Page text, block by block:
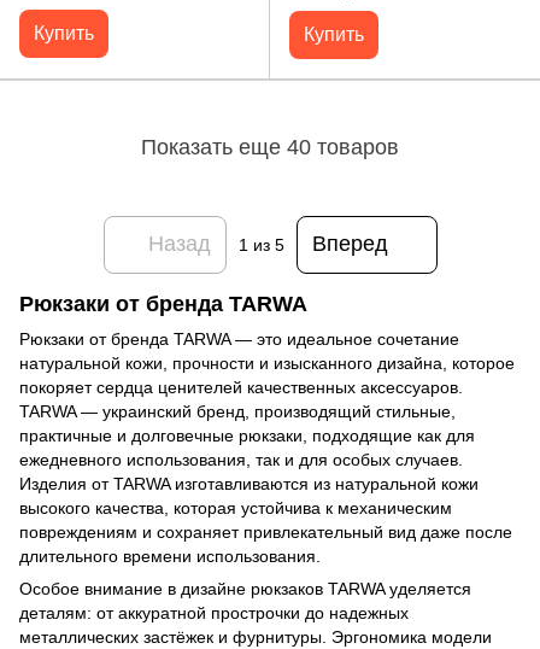
Купить Купить
Показать еще 40 товаров
Назад 1 из 5 Вперед
Рюкзаки от бренда TARWA
Рюкзаки от бренда TARWA — это идеальное сочетание
натуральной кожи, прочности и изысканного дизайна, которое
покоряет сердца ценителей качественных аксессуаров.
TARWA — украинский бренд, производящий стильные,
практичные и долговечные рюкзаки, подходящие как для
ежедневного использования, так и для особых случаев.
Изделия от TARWA изготавливаются из натуральной кожи
высокого качества, которая устойчива к механическим
повреждениям и сохраняет привлекательный вид даже после
длительного времени использования.
Особое внимание в дизайне рюкзаков TARWA уделяется
деталям: от аккуратной прострочки до надежных
металлических застёжек и фурнитуры. Эргономика модели